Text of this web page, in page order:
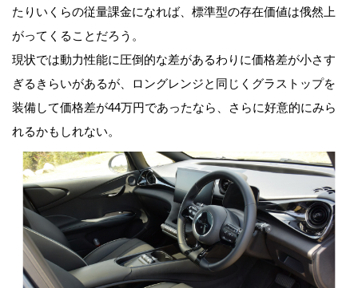
たりいくらの従量課金になれば、標準型の存在価値は俄然上
がってくることだろう。
現状では動力性能に圧倒的な差があるわりに価格差が小さす
ぎるきらいがあるが、ロングレンジと同じくグラストップを
装備して価格差が44万円であったなら、さらに好意的にみら
れるかもしれない。